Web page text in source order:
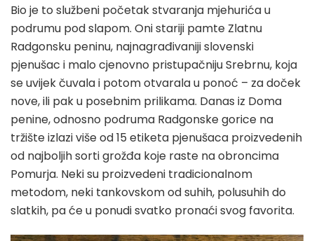
Bio je to službeni početak stvaranja mjehurića u
podrumu pod slapom. Oni stariji pamte Zlatnu
Radgonsku peninu, najnagrađivaniji slovenski
pjenušac i malo cjenovno pristupačniju Srebrnu, koja
se uvijek čuvala i potom otvarala u ponoć – za doček
nove, ili pak u posebnim prilikama. Danas iz Doma
penine, odnosno podruma Radgonske gorice na
tržište izlazi više od 15 etiketa pjenušaca proizvedenih
od najboljih sorti grožđa koje raste na obroncima
Pomurja. Neki su proizvedeni tradicionalnom
metodom, neki tankovskom od suhih, polusuhih do
slatkih, pa će u ponudi svatko pronaći svog favorita.